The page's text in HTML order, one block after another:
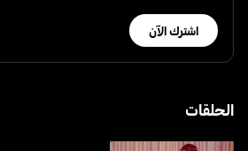
اشترك الآن
الحلقات